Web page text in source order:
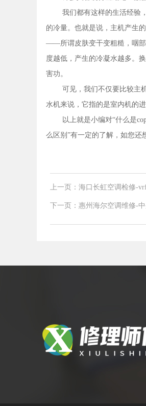
我们都有这样的生活经验
的冷量。也就是说，主机产生
——所谓皮肤变干变粗糙，咽部
度越低，产生的冷凝水越多。
害功。
可见，我们不仅要比较主
水机来说，它指的是室内机的
以上就是小编对“什么是
么区别”有一定的了解，如您还
上一页：海口长虹空调检修-
下一页：惠州海尔空调维修-